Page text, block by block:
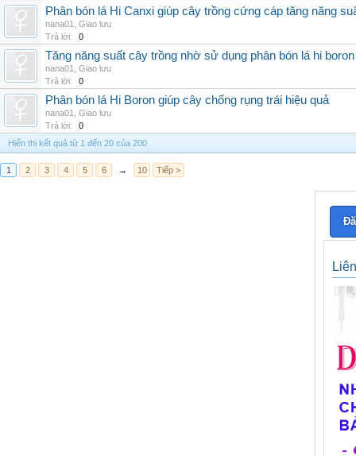
Phân bón lá Hi Canxi giúp cây trồng cứng cáp tăng năng
nana01
Giao lưu
Trả lời:
0
Tăng năng suất cây trồng nhờ sử dụng phân bón lá hi
nana01
Giao lưu
Trả lời:
0
Phân bón lá Hi Boron giúp cây chống rụng trái hiệu quả
nana01
Giao lưu
Trả lời:
0
Hiển thị kết quả từ 1 đến 20 của 200
1 2 3 4 5 6 → 10 Tiếp >